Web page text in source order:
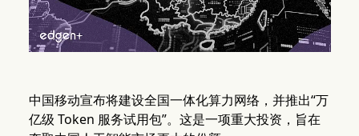
中国移动宣布将建设全国一体化算力网络，并推出“万
亿级 Token 服务试用包”。这是一项重大投资，旨在